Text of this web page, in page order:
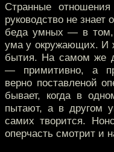
Странные
руководство не знает
беда умных — в том,
ума у окружающих. И
бытия. На самом же
— примитивно, а
верно поставленой
бывает, когда в
пытают, а в другом
самих творится.
оперчасть смотрит и